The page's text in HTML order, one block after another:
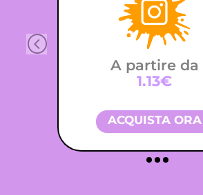
A partire da
1.13€
ACQUISTA ORA